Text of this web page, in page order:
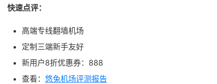
快速点评：
高端专线翻墙机场
定制三端新手友好
新用户8折优惠券：888
查看： 悠兔机场评测报告